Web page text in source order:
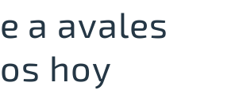
a avales
hoy